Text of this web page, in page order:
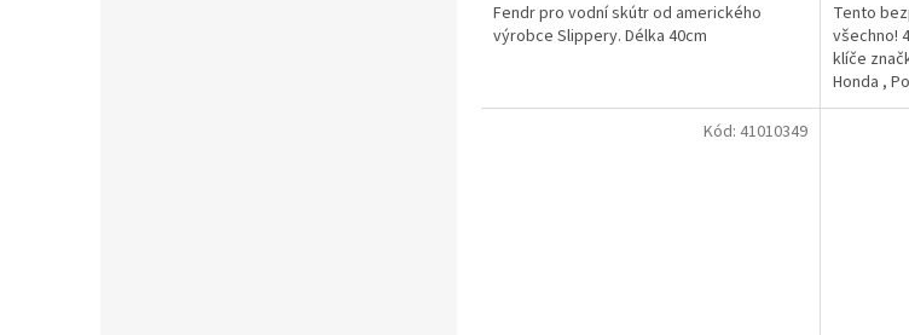
Fendr pro vodní skútr od amerického
výrobce Slippery. Délka 40cm
Tento
všechno!
klíče
Honda ,
Kód: 41010349